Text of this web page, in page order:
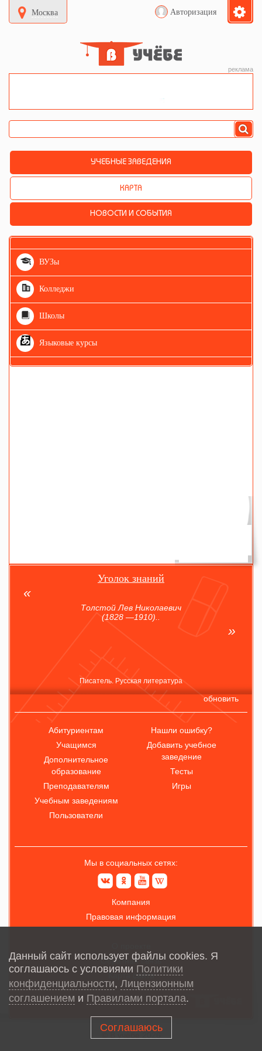
Москва Авторизация
реклама
УЧЕБНЫЕ ЗАВЕДЕНИЯ
КАРТА
НОВОСТИ И СОБЫТИЯ
ВУЗы
Колледжи
Школы
Языковые курсы
Уголок знаний
Толстой Лев Николаевич
(1828 —1910)..
Писатель. Русская литература
обновить
Абитуриентам
Учащимся
Дополнительное
образование
Преподавателям
Учебным заведениям
Пользователи
Нашли ошибку?
Добавить учебное
заведение
Тесты
Игры
Мы в социальных сетях:
Компания
Правовая информация
Обратная связь
Карта сайта
Данный сайт использует файлы cookies. Я
соглашаюсь с условиями Политики
конфиденциальности, Лицензионным
соглашением и Правилами портала.
Соглашаюсь